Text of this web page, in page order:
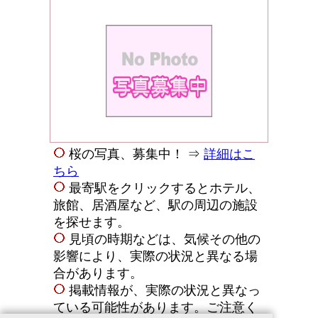
桜の写真、募集中！ ⇒ 詳細はこ
ちら
最寄駅をクリックするとホテル、
旅館、居酒屋など、駅の周辺の施設
を探せます。
見頃の時期などは、気候その他の
影響により、実際の状況と異なる場
合があります。
掲載情報が、実際の状況と異なっ
ている可能性があります。ご注意く